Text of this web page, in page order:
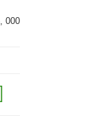
000